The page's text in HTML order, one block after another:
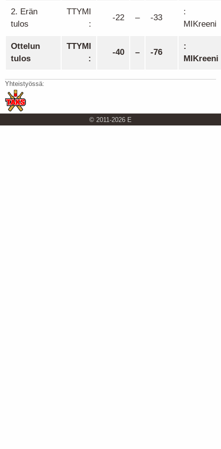
2. Erän
tulos
TTYMI
:
-22 – -33
:
MIKreeni
Ottelun
tulos
TTYMI
:
-40 – -76
:
MIKreeni
Yhteistyössä:
© 2011-2026 E